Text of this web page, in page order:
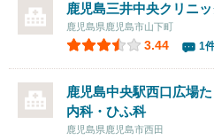
鹿児島三井中央クリニッ
鹿児島県鹿児島市山下町
3.44 1
鹿児島中央駅西口広場
内科・ひふ科
鹿児島県鹿児島市西田